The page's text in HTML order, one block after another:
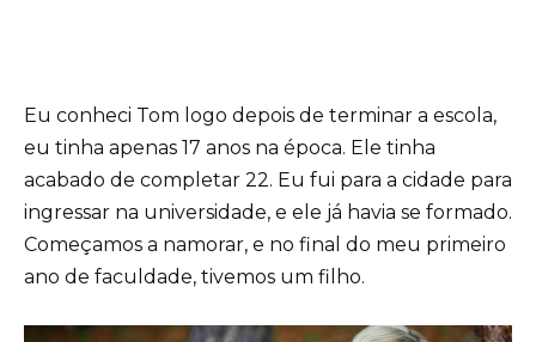
Eu conheci Tom logo depois de terminar a escola,
eu tinha apenas 17 anos na época. Ele tinha
acabado de completar 22. Eu fui para a cidade para
ingressar na universidade, e ele já havia se formado.
Começamos a namorar, e no final do meu primeiro
ano de faculdade, tivemos um filho.